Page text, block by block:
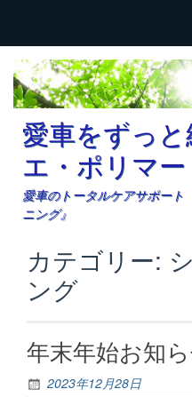
愛車をずっ
エ・ポリマー
愛車のトータルケアサポート
ニング』
カテゴリー:
ング
年末年始お知ら
2023年12月28日